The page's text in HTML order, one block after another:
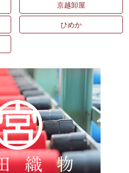
京越卸屋
ひめか